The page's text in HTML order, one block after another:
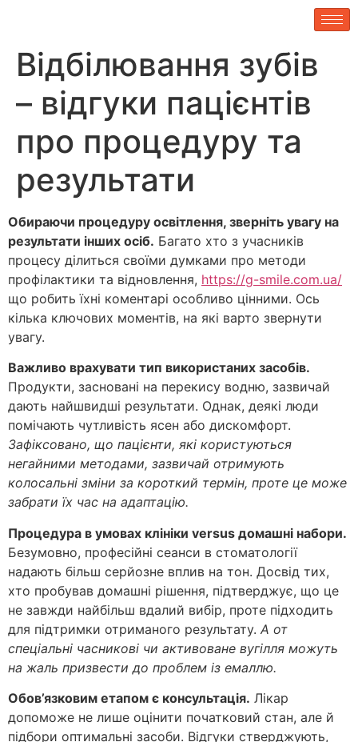
Відбілювання зубів
– відгуки пацієнтів
про процедуру та
результати
Обираючи процедуру освітлення, зверніть увагу на
результати інших осіб. Багато хто з учасників
процесу ділиться своїми думками про методи
профілактики та відновлення, https://g-smile.com.ua/
що робить їхні коментарі особливо цінними. Ось
кілька ключових моментів, на які варто звернути
увагу.
Важливо врахувати тип використаних засобів.
Продукти, засновані на перекису водню, зазвичай
дають найшвидші результати. Однак, деякі люди
помічають чутливість ясен або дискомфорт.
Зафіксовано, що пацієнти, які користуються
негайними методами, зазвичай отримують
колосальні зміни за короткий термін, проте це може
забрати їх час на адаптацію.
Процедура в умовах клініки versus домашні набори.
Безумовно, професійні сеанси в стоматології
надають більш серйозне вплив на тон. Досвід тих,
хто пробував домашні рішення, підтверджує, що це
не завжди найбільш вдалий вибір, проте підходить
для підтримки отриманого результату. А от
спеціальні часникові чи активоване вугілля можуть
на жаль призвести до проблем із емаллю.
Обов’язковим етапом є консультація. Лікар
допоможе не лише оцінити початковий стан, але й
підбори оптимальні засоби. Відгуки стверджують,